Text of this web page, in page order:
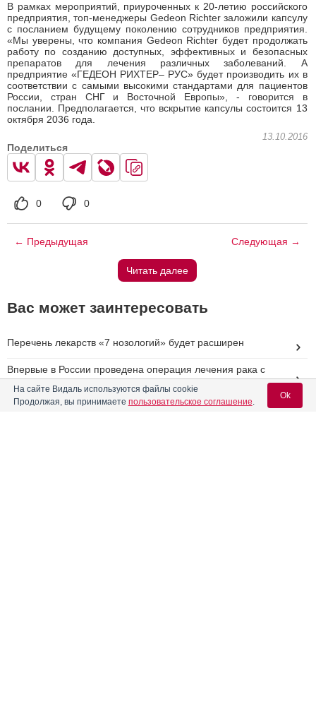
В рамках мероприятий, приуроченных к 20-летию российского
предприятия, топ-менеджеры Gedeon Richter заложили капсулу
с посланием будущему поколению сотрудников предприятия.
«Мы уверены, что компания Gedeon Richter будет продолжать
работу по созданию доступных, эффективных и безопасных
препаратов для лечения различных заболеваний. А
предприятие «ГЕДЕОН РИХТЕР– РУС» будет производить их в
соответствии с самыми высокими стандартами для пациентов
России, стран СНГ и Восточной Европы», - говорится в
послании. Предполагается, что вскрытие капсулы состоится 13
октября 2036 года.
13.10.2016
Поделиться
0 0
← Предыдущая Следующая →
Читать далее
Вас может заинтересовать
Перечень лекарств «7 нозологий» будет расширен
Впервые в России проведена операция лечения рака с
применением отечественных микроисточников
Необходимость внесения изменений в инструкции
На сайте Видаль используются файлы cookie
Продолжая, вы принимаете пользовательское соглашение.
Ok